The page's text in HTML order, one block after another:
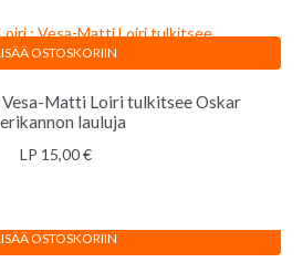
Matti Loiri tulkitsee Oskar
lauluja
LP 15,00€
OSTOSKORIIN
OSTOSKORIIN